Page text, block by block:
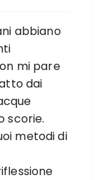
abbiano
mi pare
dai
scorie.
metodi di